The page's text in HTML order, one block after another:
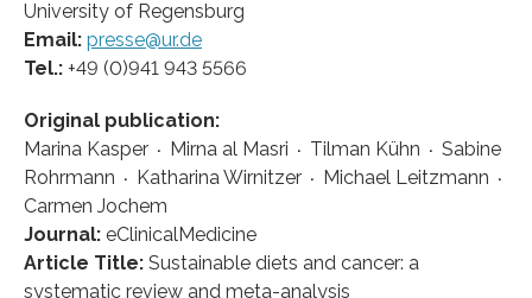
University of Regensburg
Email: presse@ur.de
Tel.: +49 (0)941 943 5566
Original publication:
Marina Kasper ∙ Mirna al Masri ∙ Tilman Kühn ∙ Sabine
Rohrmann ∙ Katharina Wirnitzer ∙ Michael Leitzmann ∙
Carmen Jochem
Journal: eClinicalMedicine
Article Title: Sustainable diets and cancer: a
systematic review and meta-analysis